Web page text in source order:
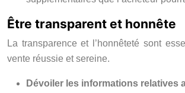
Être transparent et honnête
La transparence et l’honnêteté sont
vente réussie et sereine.
Dévoiler les informations relatives